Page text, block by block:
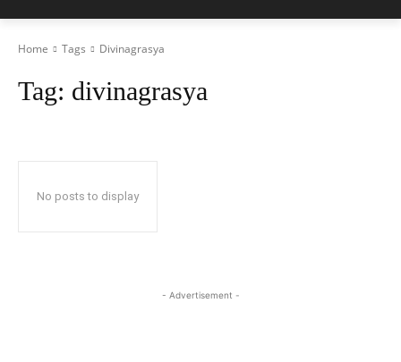
Home Tags Divinagrasya
Tag: divinagrasya
No posts to display
- Advertisement -